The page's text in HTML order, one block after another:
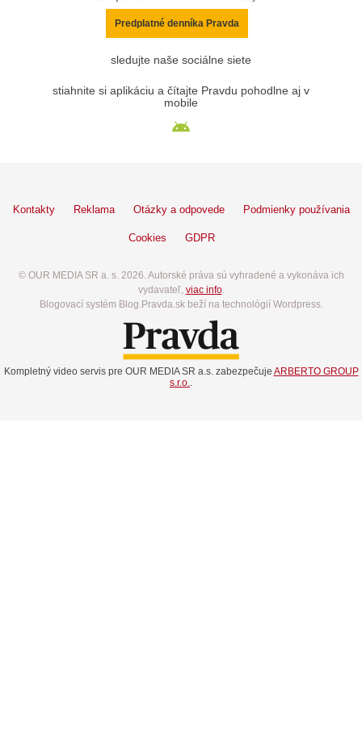
Predplatné denníka Pravda
sledujte naše sociálne siete
stiahnite si aplikáciu a čítajte Pravdu pohodlne aj v
mobile
Kontakty Reklama Otázky a odpovede Podmienky používania
Cookies GDPR
© OUR MEDIA SR a. s. 2026. Autorské práva sú vyhradené a vykonáva ich
vydavateľ, viac info.
Blogovací systém Blog.Pravda.sk beží na technológií Wordpress.
Kompletný video servis pre OUR MEDIA SR a.s. zabezpečuje ARBERTO GROUP
s.r.o..